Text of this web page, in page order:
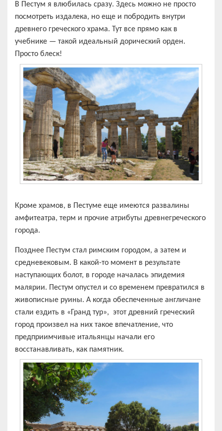
В Пестум я влюбилась сразу. Здесь можно не просто
посмотреть издалека, но еще и побродить внутри
древнего греческого храма. Тут все прямо как в
учебнике — такой идеальный дорический орден.
Просто блеск!
Кроме храмов, в Пестуме еще имеются развалины
амфитеатра, терм и прочие атрибуты древнегреческого
города.
Позднее Пестум стал римским городом, а затем и
средневековым. В какой-то момент в результате
наступающих болот, в городе началась эпидемия
малярии. Пестум опустел и со временем превратился в
живописные руины. А когда обеспеченные англичане
стали ездить в «Гранд тур», этот древний греческий
город произвел на них такое впечатление, что
предприимчивые итальянцы начали его
восстанавливать, как памятник.